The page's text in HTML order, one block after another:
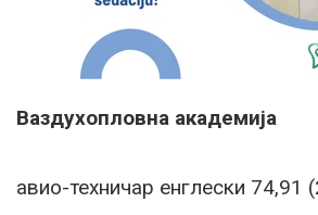
Ваздухопловна академија
авио-техничар енглески 74,91